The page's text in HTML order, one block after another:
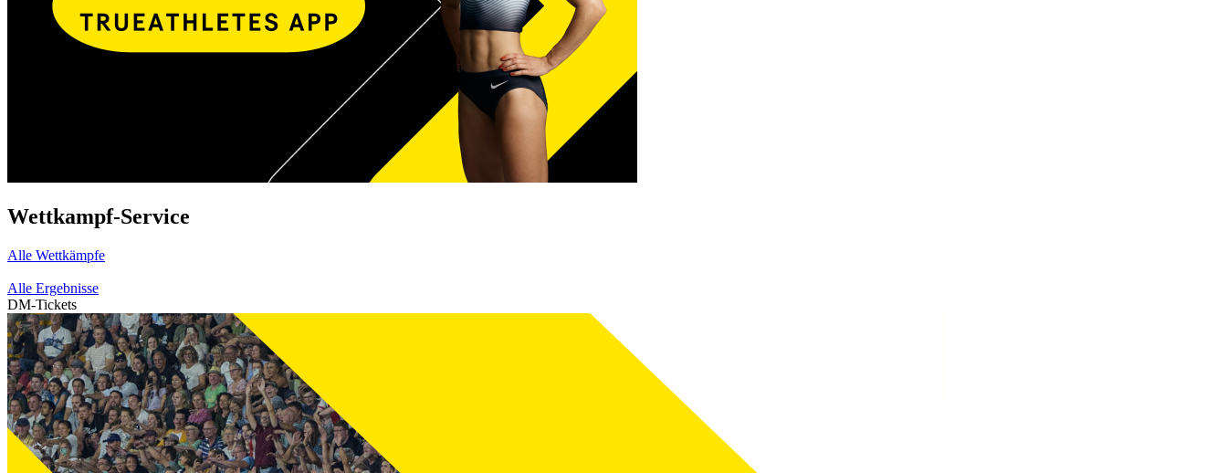
Wettkampf-Service
Alle Wettkämpfe
Alle Ergebnisse
DM-Tickets